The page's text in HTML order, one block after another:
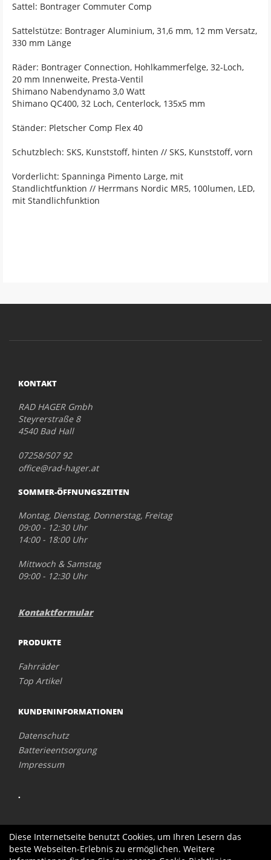
Sattel: Bontrager Commuter Comp
Sattelstütze: Bontrager Aluminium, 31,6 mm, 12 mm Versatz,
330 mm Länge
Räder: Bontrager Connection, Hohlkammerfelge, 32-Loch,
20 mm Innenweite, Presta-Ventil
Shimano Nabendynamo 3,0 Watt
Shimano QC400, 32 Loch, Centerlock, 135x5 mm
Ständer: Pletscher Comp Flex 40
Schutzblech: SKS, Kunststoff, hinten // SKS, Kunststoff, vorn
Vorderlicht: Spanninga Pimento Large, mit
Standlichtfunktion // Herrmans Nordic MR5, 100lumen, LED,
mit Standlichfunktion
KONTAKT
RAD HAGER Gmbh
Steyrerstraße 8
4540 Bad Hall
07258/507 92
office@rad-hager.at
SOMMER-ÖFFNUNGSZEITEN
Montag, Dienstag, Donnerstag, Freitag
09:00 - 12:30 Uhr
14:00 - 18:00 Uhr
Mittwoch & Samstag
09:00 - 12:30 Uhr
Kontaktformular
PRODUKTE
Fahrräder
Top Artikel
KUNDENINFORMATIONEN
Datenschutz
Batterieentsorgung
Impressum
.
Diese Internetseite benutzt Cookies, um Ihren Lesern das
beste Webseiten-Erlebnis zu ermöglichen. Weitere